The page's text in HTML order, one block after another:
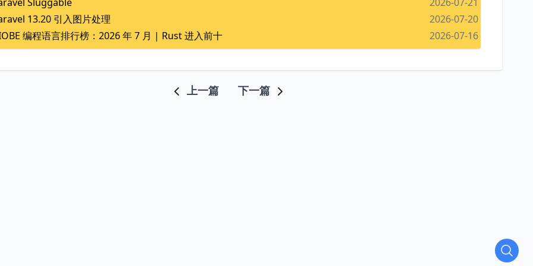
13.20 引入图片处理
2026-07-20
编程语言排行榜：2026 年 7 月 | Rust 进入前十
2026-07-16
上一篇 下一篇